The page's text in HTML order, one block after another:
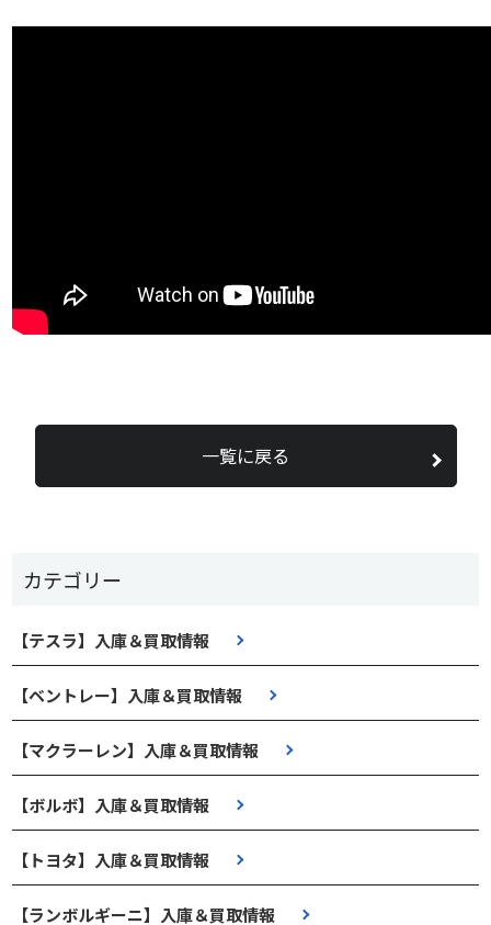
カテゴリー
【テスラ】入庫＆買取情報
【ベントレー】入庫＆買取情報
【マクラーレン】入庫＆買取情報
【ボルボ】入庫＆買取情報
【トヨタ】入庫＆買取情報
【ランボルギーニ】入庫＆買取情報
一覧に戻る